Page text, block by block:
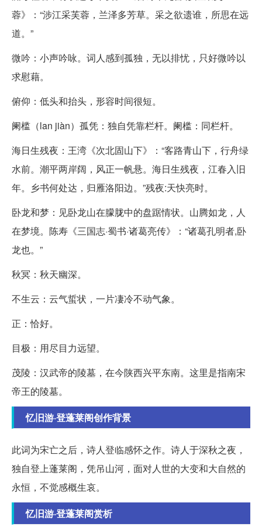
蓉》：“涉江采芙蓉，兰泽多芳草。采之欲遗谁，所思在远
道。”
微吟：小声吟咏。词人感到孤独，无以排忧，只好微吟以
求慰藉。
俯仰：低头和抬头，形容时间很短。
阑槛（lan jiàn）孤凭：独自凭靠栏杆。阑槛：同栏杆。
海日生残夜：王湾《次北固山下》：“客路青山下，行舟绿
水前。潮平两岸阔，风正一帆悬。海日生残夜，江春入旧
年。乡书何处达，归雁洛阳边。”残夜:天快亮时。
卧龙和梦：见卧龙山在朦胧中的盘踞情状。山腾如龙，人
在梦境。陈寿《三国志·蜀书·诸葛亮传》：“诸葛孔明者,卧
龙也。”
秋冥：秋天幽深。
不生云：云气蜇状，一片凄冷不动气象。
正：恰好。
目极：用尽目力远望。
茂陵：汉武帝的陵墓，在今陕西兴平东南。这里是指南宋
帝王的陵墓。
忆旧游·登蓬莱阁创作背景
此词为宋亡之后，诗人登临感怀之作。诗人于深秋之夜，
独自登上蓬莱阁，凭吊山河，面对人世的大变和大自然的
永恒，不觉感概生哀。
忆旧游·登蓬莱阁赏析